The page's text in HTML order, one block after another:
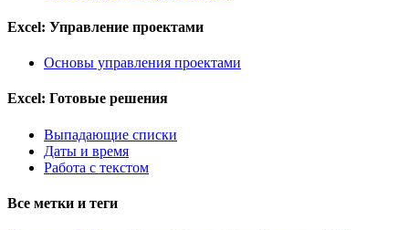
Excel: Управление проектами
Основы управления проектами
Excel: Готовые решения
Выпадающие списки
Даты и время
Работа с текстом
Все метки и теги